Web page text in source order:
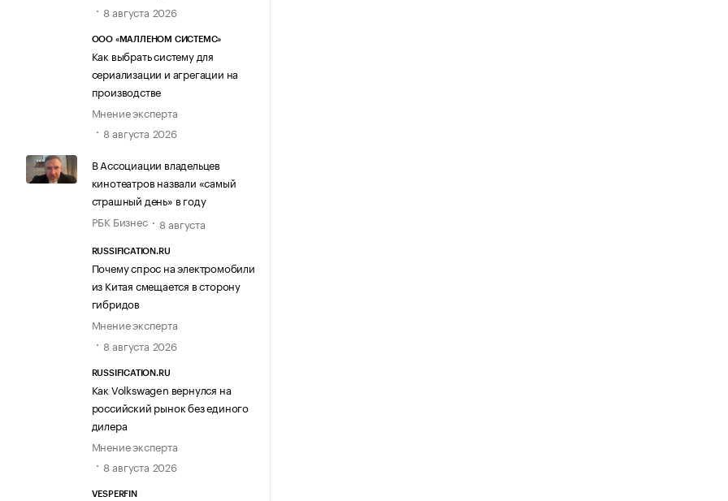
8 августа 2026
ООО «МАЛЛЕНОМ СИСТЕМС»
Как выбрать систему для
сериализации и агрегации на
производстве
Мнение эксперта
8 августа 2026
В Ассоциации владельцев
кинотеатров назвали «самый
страшный день» в году
РБК Бизнес
8 августа
RUSSIFICATION.RU
Почему спрос на электромобили
из Китая смещается в сторону
гибридов
Мнение эксперта
8 августа 2026
RUSSIFICATION.RU
Как Volkswagen вернулся на
российский рынок без единого
дилера
Мнение эксперта
8 августа 2026
VESPERFIN